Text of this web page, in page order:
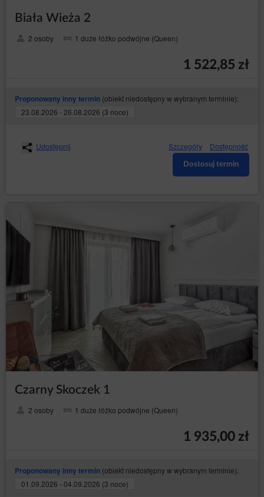
Biała Wieża 2
2 osoby 1 duże łóżko podwójne (Queen)
1 522,85 zł
Proponowany inny termin (obiekt niedostępny w wybranym terminie):
23.08.2026 - 26.08.2026 (3 noce)
Udostępnij Szczegóły Dostępność
Dostosuj termin
Czarny Skoczek 1
2 osoby 1 duże łóżko podwójne (Queen)
1 935,00 zł
Proponowany inny termin (obiekt niedostępny w wybranym terminie):
01.09.2026 - 04.09.2026 (3 noce)